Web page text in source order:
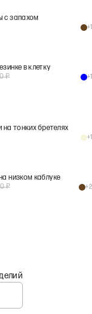
с запахом
+1
в клетку
₽ +1
на тонких бретелях
+1
низком каблуке
₽ +2